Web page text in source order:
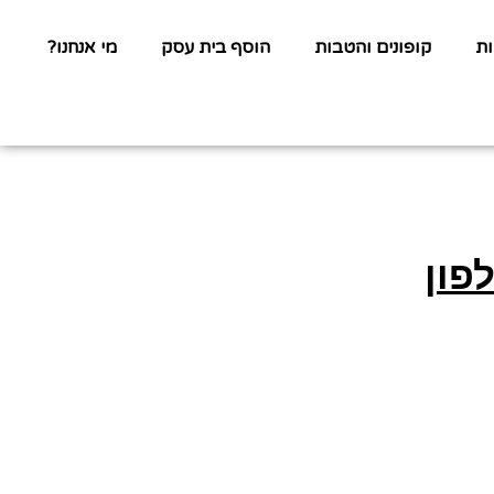
קופונים והטבות הוסף בית עסק מי אנחנו?